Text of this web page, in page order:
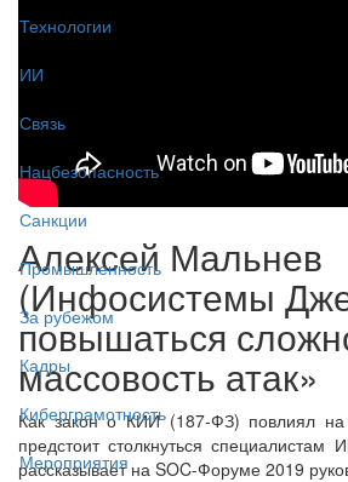
Технологии
ИИ
Связь
Нацбезопасность
Санкции
Промышленность
За рубежом
Кадры
Киберграмотность
Мероприятия
Алексей Мальнев
(Инфосистемы
повышаться
массовость атак»
Как закон о КИИ (187-ФЗ) повлиял
предстоит столкнуться
рассказывает на SOC-Форуме 2019